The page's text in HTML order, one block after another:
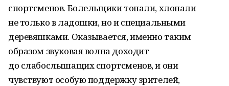
спортсменов. Болельщики топали, хлопали
не только в ладошки, но и специальными
деревяшками. Оказывается, именно таким
образом звуковая волна доходит
до слабослышащих спортсменов, и они
чувствуют особую поддержку зрителей,